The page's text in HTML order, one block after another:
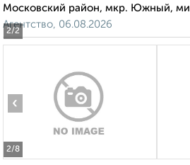
2/2
Московский район, мкр. Южный,
Агентство, 06.08.2026
2/8
‹